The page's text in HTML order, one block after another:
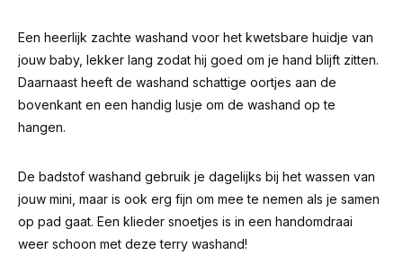
Een heerlijk zachte washand voor het kwetsbare huidje van
jouw baby, lekker lang zodat hij goed om je hand blijft zitten.
Daarnaast heeft de washand schattige oortjes aan de
bovenkant en een handig lusje om de washand op te
hangen.
De badstof washand gebruik je dagelijks bij het wassen van
jouw mini, maar is ook erg fijn om mee te nemen als je samen
op pad gaat. Een klieder snoetjes is in een handomdraai
weer schoon met deze terry washand!